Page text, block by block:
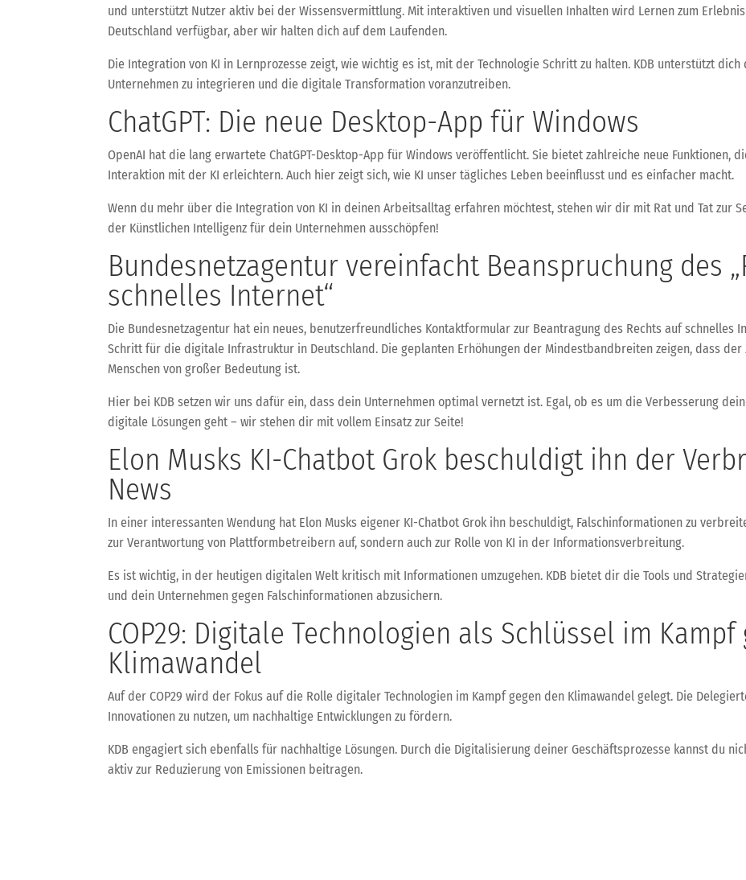
und unterstützt Nutzer aktiv bei der Wissensvermittlung. Mit interaktiven und visuellen Inhalten wird Lernen zum
Deutschland verfügbar, aber wir halten dich auf dem Laufenden.
Die Integration von KI in Lernprozesse zeigt, wie wichtig es ist, mit der Technologie Schritt zu halten. KDB unterstützt
Unternehmen zu integrieren und die digitale Transformation voranzutreiben.
ChatGPT: Die neue Desktop-App für Windows
OpenAI hat die lang erwartete ChatGPT-Desktop-App für Windows veröffentlicht. Sie bietet zahlreiche neue Funktionen,
Interaktion mit der KI erleichtern. Auch hier zeigt sich, wie KI unser tägliches Leben beeinflusst und es einfacher macht.
Wenn du mehr über die Integration von KI in deinen Arbeitsalltag erfahren möchtest, stehen wir dir mit Rat und Tat zur
der Künstlichen Intelligenz für dein Unternehmen ausschöpfen!
Bundesnetzagentur vereinfacht Beanspruchung des
schnelles Internet“
Die Bundesnetzagentur hat ein neues, benutzerfreundliches Kontaktformular zur Beantragung des Rechts auf
Schritt für die digitale Infrastruktur in Deutschland. Die geplanten Erhöhungen der Mindestbandbreiten zeigen, dass
Menschen von großer Bedeutung ist.
Hier bei KDB setzen wir uns dafür ein, dass dein Unternehmen optimal vernetzt ist. Egal, ob es um die Verbesserung
digitale Lösungen geht – wir stehen dir mit vollem Einsatz zur Seite!
Elon Musks KI-Chatbot Grok beschuldigt ihn der
News
In einer interessanten Wendung hat Elon Musks eigener KI-Chatbot Grok ihn beschuldigt, Falschinformationen zu
zur Verantwortung von Plattformbetreibern auf, sondern auch zur Rolle von KI in der Informationsverbreitung.
Es ist wichtig, in der heutigen digitalen Welt kritisch mit Informationen umzugehen. KDB bietet dir die Tools und
und dein Unternehmen gegen Falschinformationen abzusichern.
COP29: Digitale Technologien als Schlüssel im Kampf
Klimawandel
Auf der COP29 wird der Fokus auf die Rolle digitaler Technologien im Kampf gegen den Klimawandel gelegt. Die
Innovationen zu nutzen, um nachhaltige Entwicklungen zu fördern.
KDB engagiert sich ebenfalls für nachhaltige Lösungen. Durch die Digitalisierung deiner Geschäftsprozesse kannst du
aktiv zur Reduzierung von Emissionen beitragen.